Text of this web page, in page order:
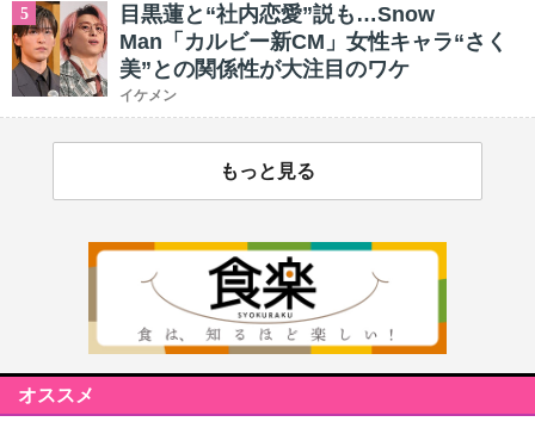
5
目黒蓮と“社内恋愛”説も…Snow
Man「カルビー新CM」女性キャラ“さく
美”との関係性が大注目のワケ
イケメン
もっと見る
オススメ